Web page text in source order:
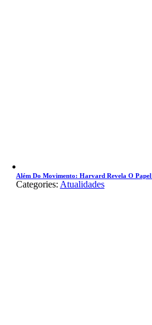
Além Do Movimento: Harvard Revela O
Categories: Atualidades